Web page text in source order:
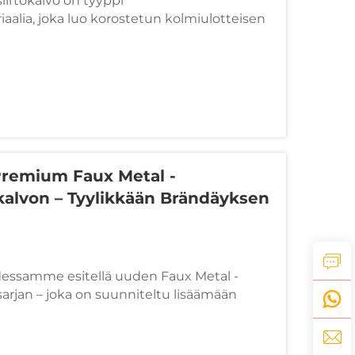
joka luo korostetun kolmiulotteisen
tai teksteille. "3D"-vaikutelma
lämpöpuristusprosessin avulla, jolloin
Faux Metal -
– Tyylikkään Brändäyksen
esitellä uuden Faux Metal -
– joka on suunniteltu lisäämään
projekteihisi ilman kalliista
ovat ideaaliset hienojen, premium-